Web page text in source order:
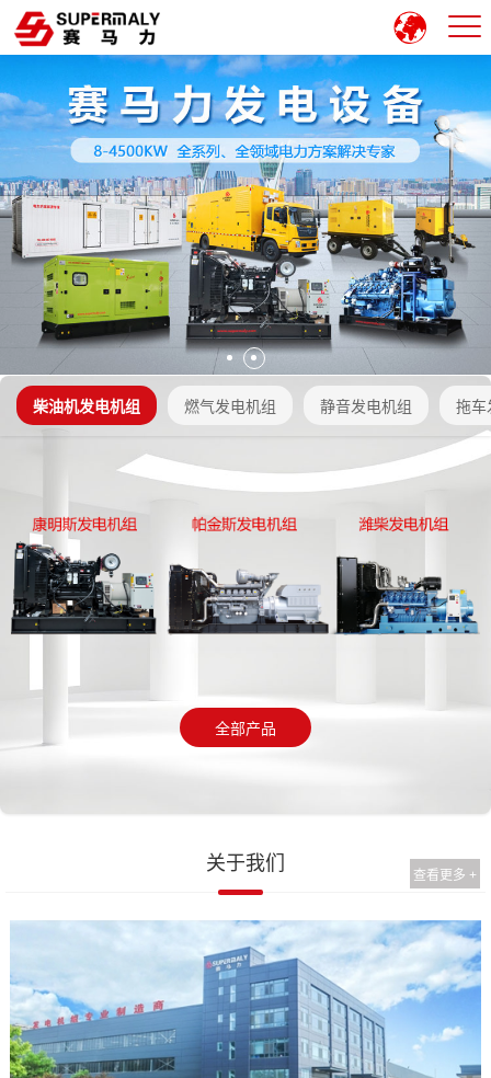
柴油机发电机组 燃气发电机组 静音发电机组 拖车
全部产品
关于我们
查看更多 +